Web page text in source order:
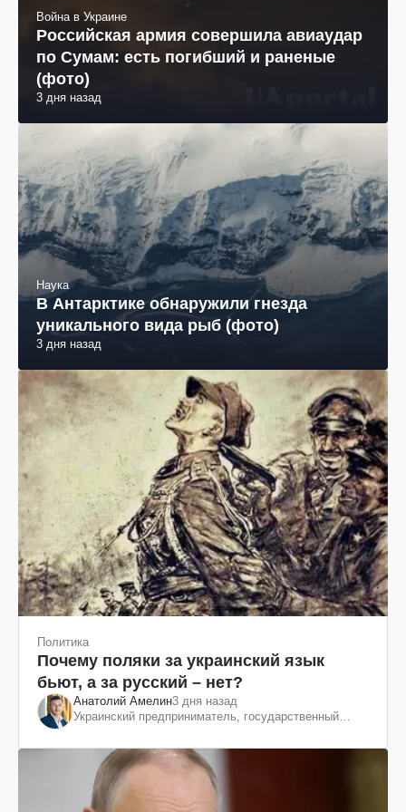
Война в Украине
Российская армия совершила авиаудар
по Сумам: есть погибший и раненые
(фото)
3 дня назад
Наука
В Антарктике обнаружили гнезда
уникального вида рыб (фото)
3 дня назад
Политика
Почему поляки за украинский язык
бьют, а за русский – нет?
Анатолий Амелин3 дня назад
Украинский предприниматель, государственный